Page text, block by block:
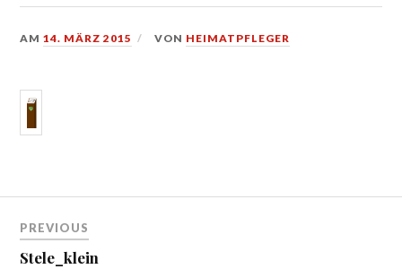
AM14. MÄRZ 2015 VON HEIMATPFLEGER
PREVIOUS
Stele_klein